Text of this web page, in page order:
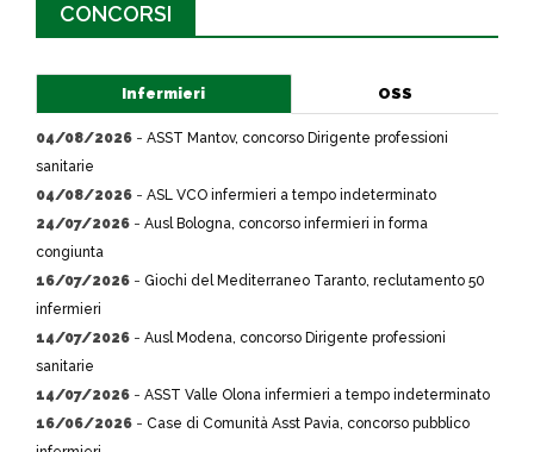
CONCORSI
Infermieri OSS
04/08/2026 - ASST Mantov, concorso Dirigente professioni
sanitarie
04/08/2026 - ASL VCO infermieri a tempo indeterminato
24/07/2026 - Ausl Bologna, concorso infermieri in forma
congiunta
16/07/2026 - Giochi del Mediterraneo Taranto, reclutamento 50
infermieri
14/07/2026 - Ausl Modena, concorso Dirigente professioni
sanitarie
14/07/2026 - ASST Valle Olona infermieri a tempo indeterminato
16/06/2026 - Case di Comunità Asst Pavia, concorso pubblico